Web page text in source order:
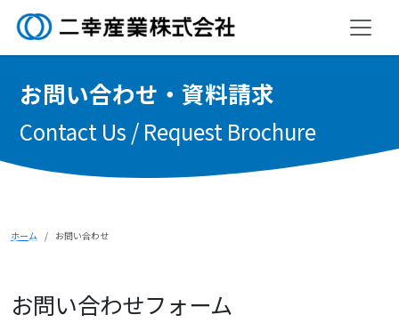
お問い合わせ ・資料請求
Contact Us / Request Brochure
ホーム お問い合わせ
お問い合わせフォーム